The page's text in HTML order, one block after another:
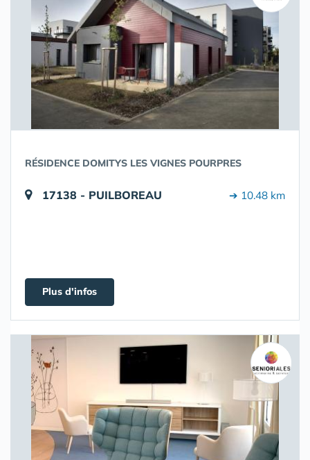
RÉSIDENCE DOMITYS LES VIGNES POURPRES
17138 - PUILBOREAU ➔ 10.48 km
Plus d'infos